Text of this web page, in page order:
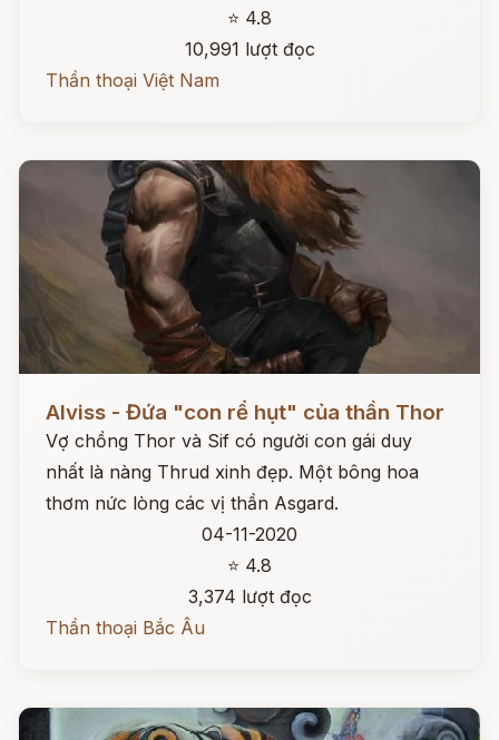
⭐ 4.8
10,991 lượt đọc
Thần thoại Việt Nam
Alviss - Đứa "con rể hụt" của thần Thor
Vợ chồng Thor và Sif có người con gái duy
nhất là nàng Thrud xinh đẹp. Một bông hoa
thơm nức lòng các vị thần Asgard.
04-11-2020
⭐ 4.8
3,374 lượt đọc
Thần thoại Bắc Âu